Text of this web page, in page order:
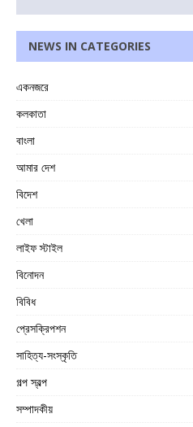
NEWS IN CATEGORIES
একনজরে
কলকাতা
বাংলা
আমার দেশ
বিদেশ
খেলা
লাইফ স্টাইল
বিনোদন
বিবিধ
প্রেসক্রিপশন
সাহিত্য-সংস্কৃতি
গল্প স্বল্প
সম্পাদকীয়